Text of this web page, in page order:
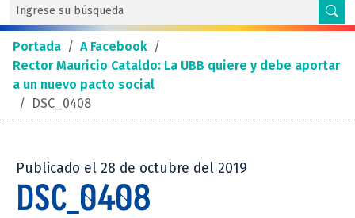
Portada / A Facebook /
Rector Mauricio Cataldo: La UBB quiere y debe aportar
a un nuevo pacto social
/ DSC_0408
Publicado el 28 de octubre del 2019
DSC_0408